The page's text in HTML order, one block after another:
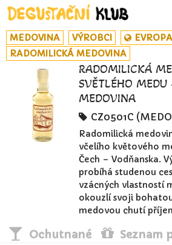
MEDOVINA VÝROBCI EVROPA
RADOMILICKÁ MEDOVINA
RADOMILICKÁ
SVĚTLÉHO
MEDOVINA
CZ0501C
Radomilická
včelího květového
Čech – Vodňanska.
probíhá studenou
vzácných vlastností
okouzlí svoji
medovou chutí
Ochutnané Seznam